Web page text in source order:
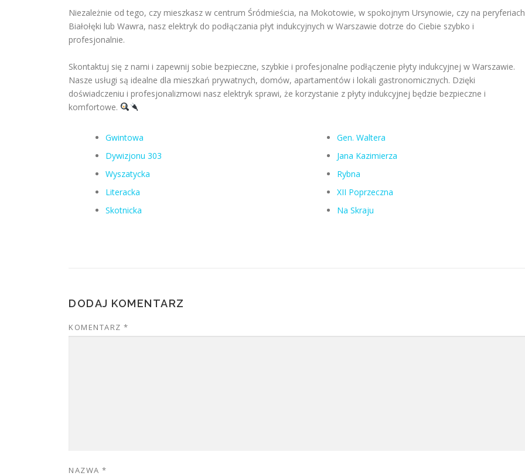
Niezależnie od tego, czy mieszkasz w centrum Śródmieścia, na Mokotowie, w spokojnym Ursynowie, czy na peryferiach
Białołęki lub Wawra, nasz elektryk do podłączania płyt indukcyjnych w Warszawie dotrze do Ciebie szybko i
profesjonalnie.
Skontaktuj się z nami i zapewnij sobie bezpieczne, szybkie i profesjonalne podłączenie płyty indukcyjnej w Warszawie.
Nasze usługi są idealne dla mieszkań prywatnych, domów, apartamentów i lokali gastronomicznych. Dzięki
doświadczeniu i profesjonalizmowi nasz elektryk sprawi, że korzystanie z płyty indukcyjnej będzie bezpieczne i
komfortowe.
Gwintowa
Dywizjonu 303
Wyszatycka
Literacka
Skotnicka
Gen. Waltera
Jana Kazimierza
Rybna
XII Poprzeczna
Na Skraju
DODAJ KOMENTARZ
KOMENTARZ *
NAZWA *